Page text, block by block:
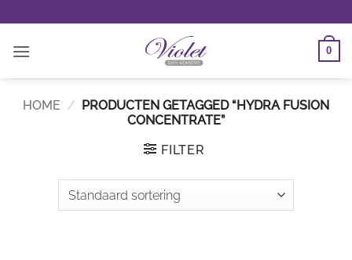
naar
inhoud
0
HOME / PRODUCTEN GETAGGED “HYDRA FUSION
CONCENTRATE”
FILTER